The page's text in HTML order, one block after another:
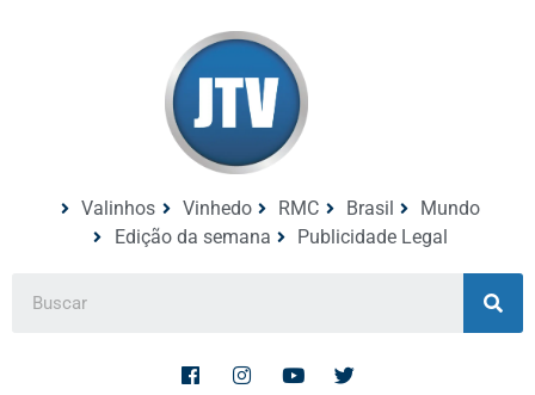
Valinhos Vinhedo RMC Brasil
Mundo
Edição da semana
Publicidade Legal